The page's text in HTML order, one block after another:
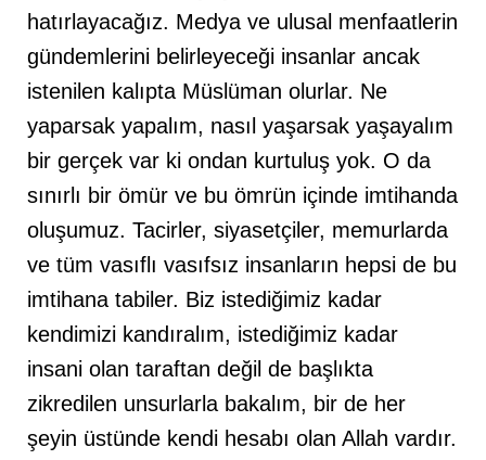
hatırlayacağız. Medya ve ulusal menfaatlerin
gündemlerini belirleyeceği insanlar ancak
istenilen kalıpta Müslüman olurlar. Ne
yaparsak yapalım, nasıl yaşarsak yaşayalım
bir gerçek var ki ondan kurtuluş yok. O da
sınırlı bir ömür ve bu ömrün içinde imtihanda
oluşumuz. Tacirler, siyasetçiler, memurlarda
ve tüm vasıflı vasıfsız insanların hepsi de bu
imtihana tabiler. Biz istediğimiz kadar
kendimizi kandıralım, istediğimiz kadar
insani olan taraftan değil de başlıkta
zikredilen unsurlarla bakalım, bir de her
şeyin üstünde kendi hesabı olan Allah vardır.